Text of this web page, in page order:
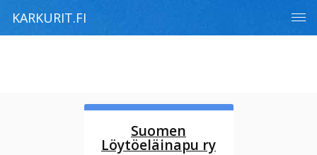
KARKURIT.FI
Suomen
Löytöeläinapu ry